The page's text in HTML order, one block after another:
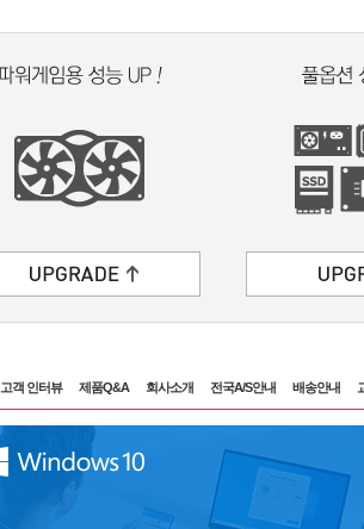
고객 인터뷰 제품Q&A 회사소개 전국A/S안내 배송안내